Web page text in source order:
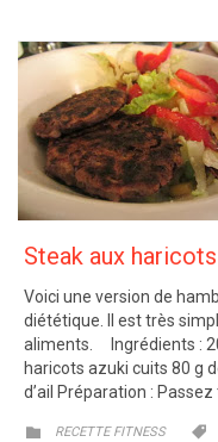
Steak aux haricots
Voici une version de
diététique. Il est très
aliments. Ingrédients :
haricots azuki cuits 80 g
d’ail Préparation :
 CATEGORY
RECETTE FITNESS 